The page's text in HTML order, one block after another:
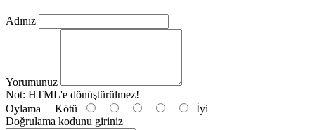
Adınız
Yorumunuz
Not: HTML'e dönüştürülmez!
Oylama Kötü
İyi
Doğrulama kodunu giriniz